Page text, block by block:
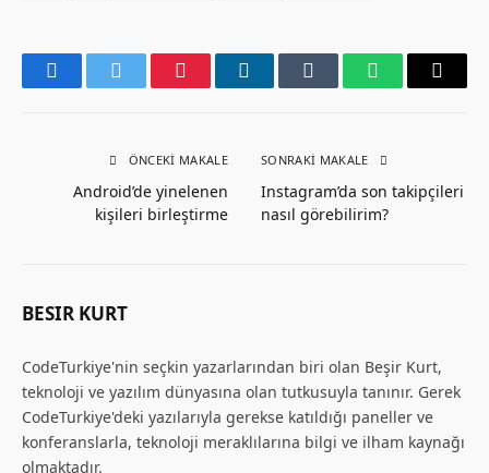
FacebookTwitter PinterestLinkedInTumblr WhatsAppEmail
ÖNCEKI MAKALE
Android’de yinelenen
kişileri birleştirme
SONRAKI MAKALE
Instagram’da son takipçileri
nasıl görebilirim?
BESIR KURT
CodeTurkiye'nin seçkin yazarlarından biri olan Beşir Kurt,
teknoloji ve yazılım dünyasına olan tutkusuyla tanınır. Gerek
CodeTurkiye'deki yazılarıyla gerekse katıldığı paneller ve
konferanslarla, teknoloji meraklılarına bilgi ve ilham kaynağı
olmaktadır.